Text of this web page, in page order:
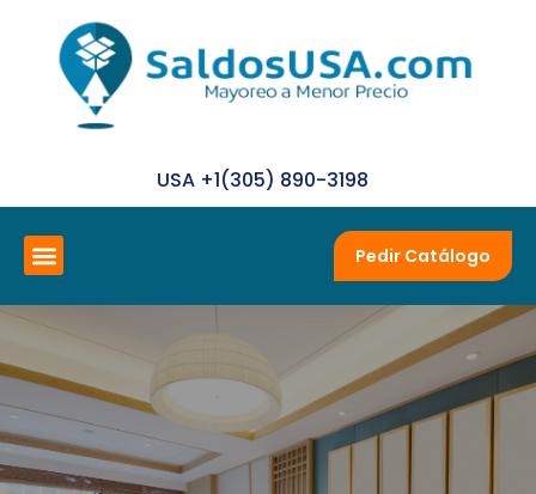
contenido
USA +1(305) 890-3198
Menú Pedir Catálogo